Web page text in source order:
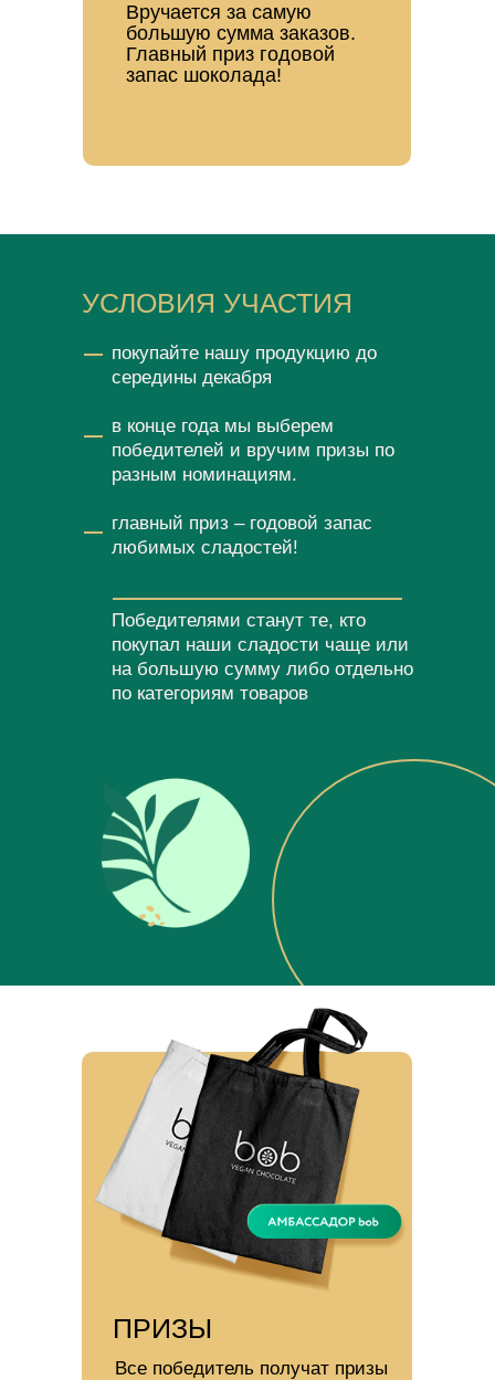
Вручается за самую
большую сумма заказов.
Главный приз годовой
запас шоколада!
УСЛОВИЯ УЧАСТИЯ
покупайте нашу продукцию до
середины декабря
в конце года мы выберем
победителей и вручим призы по
разным номинациям.
главный приз – годовой запас
любимых сладостей!
Победителями станут те, кто
покупал наши сладости чаще или
на большую сумму либо отдельно
по категориям товаров
Все победитель получат призы
ПРИЗЫ